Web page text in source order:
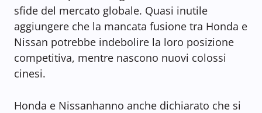
sfide del mercato globale. Quasi inutile
aggiungere che la mancata fusione tra Honda e
Nissan potrebbe indebolire la loro posizione
competitiva, mentre nascono nuovi colossi
cinesi.
Honda e Nissanhanno anche dichiarato che si